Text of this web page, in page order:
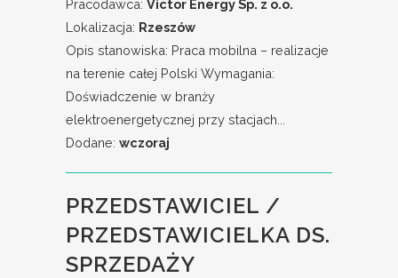
Pracodawca: Victor Energy Sp. z o.o.
Lokalizacja: Rzeszów
Opis stanowiska: Praca mobilna – realizacje
na terenie całej Polski Wymagania:
Doświadczenie w branży
elektroenergetycznej przy stacjach...
Dodane: wczoraj
PRZEDSTAWICIEL /
PRZEDSTAWICIELKA DS.
SPRZEDAŻY